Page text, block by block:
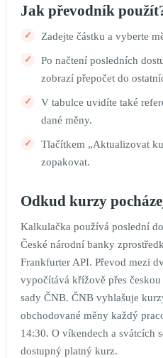
Jak převodník
Zadejte částku a vyberte
Po načtení posledních
zobrazí přepočet do
V tabulce uvidíte také
dané měny.
Tlačítkem „Aktualizovat
zopakovat.
Odkud kurzy
Kalkulačka používá poslední
České národní banky
Frankfurter API. Převod mezi
vypočítává křížově přes
sady ČNB. ČNB vyhlašuje
obchodované měny každý
14:30. O víkendech a svátcích
dostupný platný kurz.